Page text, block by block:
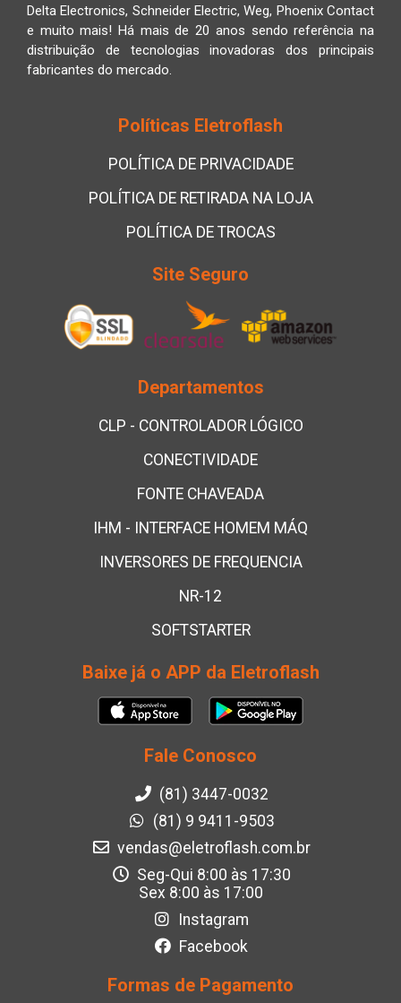
Delta Electronics, Schneider Electric, Weg, Phoenix Contact
e muito mais! Há mais de 20 anos sendo referência na
distribuição de tecnologias inovadoras dos principais
fabricantes do mercado.
Políticas Eletroflash
POLÍTICA DE PRIVACIDADE
POLÍTICA DE RETIRADA NA LOJA
POLÍTICA DE TROCAS
Site Seguro
Departamentos
CLP - CONTROLADOR LÓGICO
CONECTIVIDADE
FONTE CHAVEADA
IHM - INTERFACE HOMEM MÁQ
INVERSORES DE FREQUENCIA
NR-12
SOFTSTARTER
Baixe já o APP da Eletroflash
Fale Conosco
(81) 3447-0032
(81) 9 9411-9503
vendas@eletroflash.com.br
Seg-Qui 8:00 às 17:30
Sex 8:00 às 17:00
Instagram
Facebook
Formas de Pagamento